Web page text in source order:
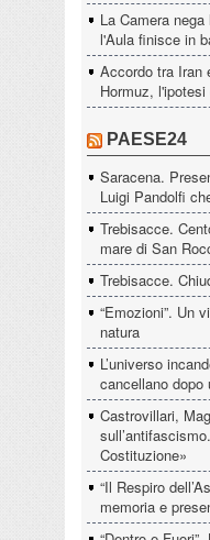
La Camera
l'Aula finisce in
Accordo tra Iran
Hormuz,
PAESE24
Saracena.
Luigi Pandolfi
Trebisacce.
mare di San
Trebisacce.
“Emozioni”. Un
natura
L’universo
cancellano dopo
Castrovillari,
Costituzione»
“Il Respiro
memoria e